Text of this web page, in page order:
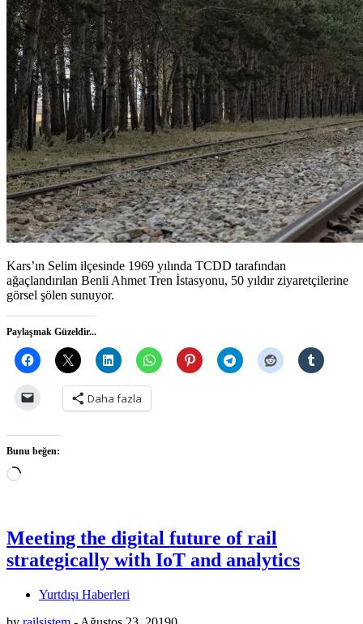
Kars’ın Selim ilçesinde 1969 yılında TCDD tarafından
ağaçlandırılan Benli Ahmet Tren İstasyonu, 50 yıldır ziyaretçilerine
görsel şölen sunuyor.
Paylaşmak Güzeldir...
Daha fazla
Bunu beğen:
Yükleniyor...
Meeting the digital future of rail
strategically with IoT and analytics
Yurtdışı Haberleri